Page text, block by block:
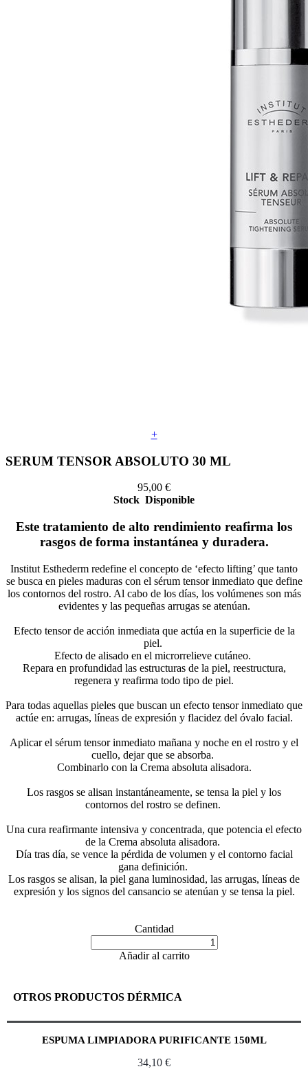
+
SERUM TENSOR ABSOLUTO 30 ML
95,00 €
Stock Disponible
Este tratamiento de alto rendimiento reafirma los
rasgos de forma instantánea y duradera.
Institut Esthederm redefine el concepto de ‘efecto lifting’ que tanto
se busca en pieles maduras con el sérum tensor inmediato que define
los contornos del rostro. Al cabo de los días, los volúmenes son más
evidentes y las pequeñas arrugas se atenúan.
Efecto tensor de acción inmediata que actúa en la superficie de la
piel.
Efecto de alisado en el microrrelieve cutáneo.
Repara en profundidad las estructuras de la piel, reestructura,
regenera y reafirma todo tipo de piel.
Para todas aquellas pieles que buscan un efecto tensor inmediato que
actúe en: arrugas, líneas de expresión y flacidez del óvalo facial.
Aplicar el sérum tensor inmediato mañana y noche en el rostro y el
cuello, dejar que se absorba.
Combinarlo con la Crema absoluta alisadora.
Los rasgos se alisan instantáneamente, se tensa la piel y los
contornos del rostro se definen.
Una cura reafirmante intensiva y concentrada, que potencia el efecto
de la Crema absoluta alisadora.
Día tras día, se vence la pérdida de volumen y el contorno facial
gana definición.
Los rasgos se alisan, la piel gana luminosidad, las arrugas, líneas de
expresión y los signos del cansancio se atenúan y se tensa la piel.
Cantidad
Añadir al carrito
OTROS PRODUCTOS DÉRMICA
ESPUMA LIMPIADORA PURIFICANTE 150ML
34,10 €